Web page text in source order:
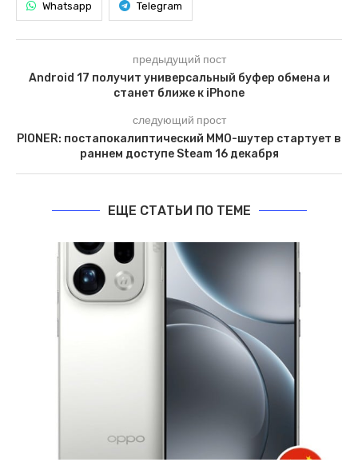
Whatsapp Telegram
предыдущий пост
Android 17 получит универсальный буфер обмена и
станет ближе к iPhone
следующий прост
PIONER: постапокалиптический MMO-шутер стартует в
раннем доступе Steam 16 декабря
ЕЩЕ СТАТЬИ ПО ТЕМЕ